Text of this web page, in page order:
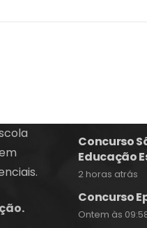
Concurso
Educação
2 horas atrás
Concurso
Ontem às